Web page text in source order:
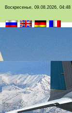
Воскресенье, 09.08.2026, 04:48